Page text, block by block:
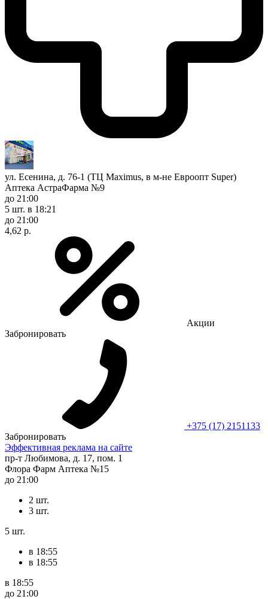
ул. Есенина, д. 76-1 (ТЦ Maximus, в м-не Евроопт Super)
Аптека АстраФарма №9
до 21:00
5 шт. в 18:21
до 21:00
4,62 р.
Акции
Забронировать
+375 (17) 2151133
Забронировать
Эффективная реклама на сайте
пр-т Любимова, д. 17, пом. 1
Флора Фарм Аптека №15
до 21:00
2 шт.
3 шт.
5 шт.
в 18:55
в 18:55
в 18:55
до 21:00